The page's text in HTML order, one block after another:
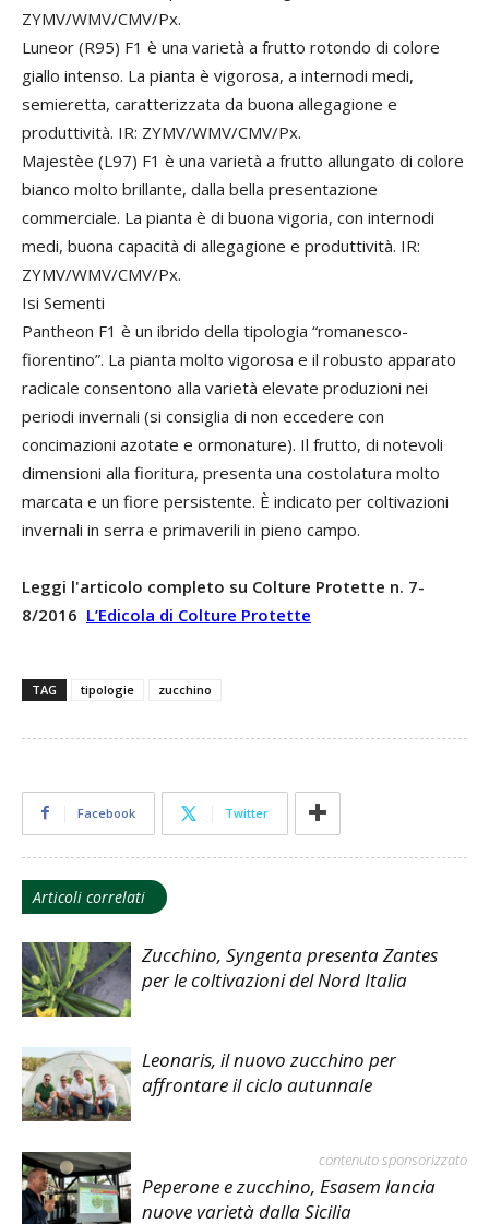
ZYMV/WMV/CMV/Px.
Luneor (R95) F1 è una varietà a frutto rotondo di colore
giallo intenso. La pianta è vigorosa, a internodi medi,
semieretta, caratterizzata da buona allegagione e
produttività. IR: ZYMV/WMV/CMV/Px.
Majestèe (L97) F1 è una varietà a frutto allungato di colore
bianco molto brillante, dalla bella presentazione
commerciale. La pianta è di buona vigoria, con internodi
medi, buona capacità di allegagione e produttività. IR:
ZYMV/WMV/CMV/Px.
Isi Sementi
Pantheon F1 è un ibrido della tipologia “romanesco-
fiorentino”. La pianta molto vigorosa e il robusto apparato
radicale consentono alla varietà elevate produzioni nei
periodi invernali (si consiglia di non eccedere con
concimazioni azotate e ormonature). Il frutto, di notevoli
dimensioni alla fioritura, presenta una costolatura molto
marcata e un fiore persistente. È indicato per coltivazioni
invernali in serra e primaverili in pieno campo.
Leggi l'articolo completo su Colture Protette n. 7-
8/2016 L’Edicola di Colture Protette
TAG tipologie zucchino
Facebook Twitter
Articoli correlati
Zucchino, Syngenta presenta Zantes
per le coltivazioni del Nord Italia
Leonaris, il nuovo zucchino per
affrontare il ciclo autunnale
contenuto sponsorizzato
Peperone e zucchino, Esasem lancia
nuove varietà dalla Sicilia